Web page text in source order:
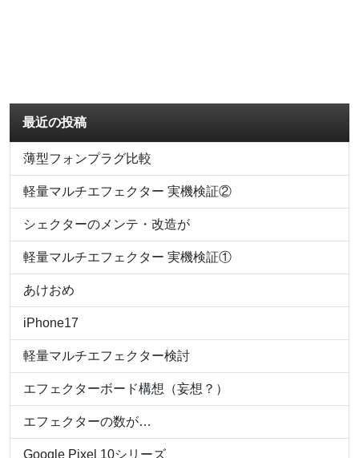
最近の投稿
薄型フォンプラグ比較
軽量マルチエフェクター 実機検証②
シェクターのメンテ・改造が
軽量マルチエフェクター 実機検証①
あけおめ
iPhone17
軽量マルチエフェクター検討
エフェクターボード構想（妄想？）
エフェクターの数が…
Google Pixel 10シリーズ